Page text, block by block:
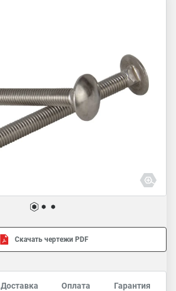
Скачать чертежи PDF
Доставка Оплата Гарантия